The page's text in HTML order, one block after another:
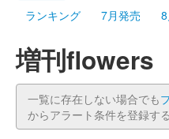
プレミアム
ランキング
7月発売
増刊flowers
一覧に存在しない場合でも
からアラート条件を登録す